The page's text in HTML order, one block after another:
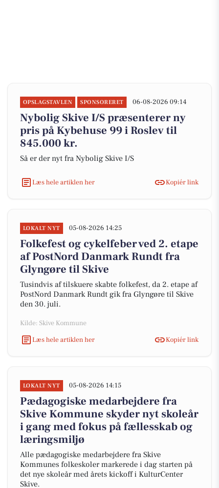
OPSLAGSTAVLEN SPONSORERET 06-08-2026 09:14
Nybolig Skive I/S præsenterer ny
pris på Kybehuse 99 i Roslev til
845.000 kr.
Så er der nyt fra Nybolig Skive I/S
Læs hele artiklen her Kopiér link
LOKALT NYT 05-08-2026 14:25
Folkefest og cykelfeber ved 2. etape
af PostNord Danmark Rundt fra
Glyngøre til Skive
Tusindvis af tilskuere skabte folkefest, da 2. etape af
PostNord Danmark Rundt gik fra Glyngøre til Skive
den 30. juli.
Kilde: Skive Kommune
Læs hele artiklen her
Kopiér link
LOKALT NYT 05-08-2026 14:15
Pædagogiske medarbejdere fra
Skive Kommune skyder nyt skoleår
i gang med fokus på fællesskab og
læringsmiljø
Alle pædagogiske medarbejdere fra Skive
Kommunes folkeskoler markerede i dag starten på
det nye skoleår med årets kickoff i KulturCenter
Skive.